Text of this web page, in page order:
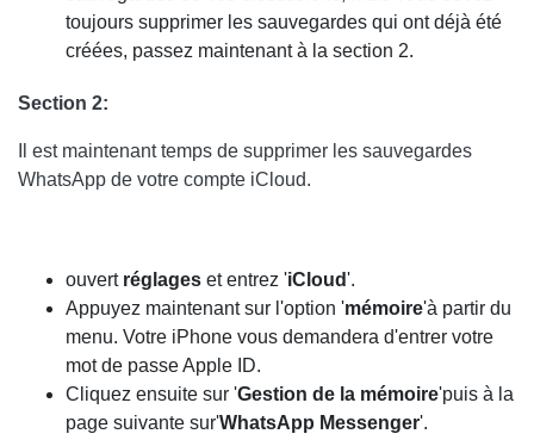
toujours supprimer les sauvegardes qui ont déjà été
créées, passez maintenant à la section 2.
Section 2:
Il est maintenant temps de supprimer les sauvegardes
WhatsApp de votre compte iCloud.
ouvert réglages et entrez 'iCloud'.
Appuyez maintenant sur l'option 'mémoire'à partir du
menu. Votre iPhone vous demandera d'entrer votre
mot de passe Apple ID.
Cliquez ensuite sur 'Gestion de la mémoire'puis à la
page suivante sur'WhatsApp Messenger'.